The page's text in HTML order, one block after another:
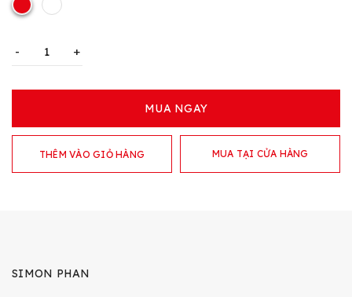
- +
MUA NGAY
THÊM VÀO GIỎ HÀNG MUA TẠI CỬA HÀNG
SIMON PHAN